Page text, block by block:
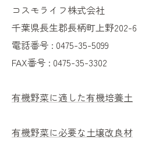
コスモライフ株式会社
千葉県長生郡長柄町上野202-6
電話番号 : 0475-35-5099
FAX番号 : 0475-35-3302
有機野菜に適した有機培養土
有機野菜に必要な土壌改良材